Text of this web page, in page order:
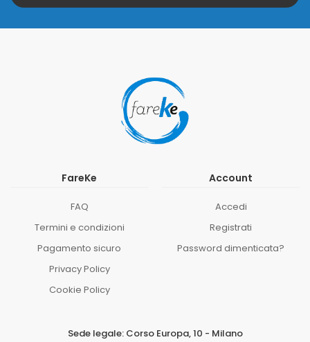
FareKe
FAQ
Termini e condizioni
Pagamento sicuro
Privacy Policy
Cookie Policy
Account
Accedi
Registrati
Password dimenticata?
Sede legale: Corso Europa, 10 - Milano